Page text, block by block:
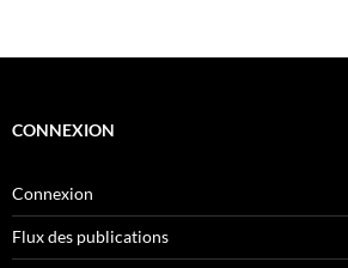
CONNEXION
Connexion
Flux des publications